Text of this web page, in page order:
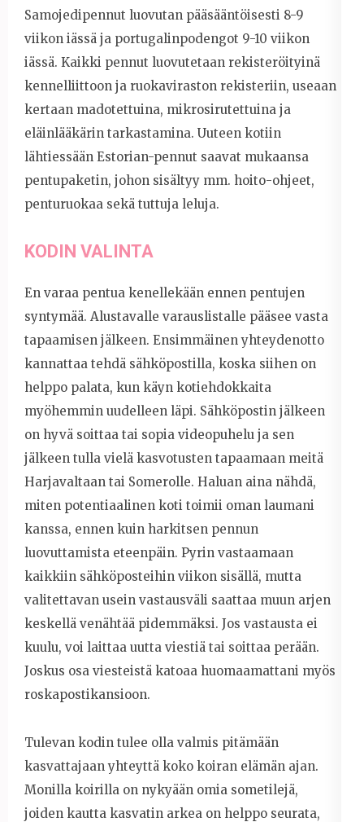
Samojedipennut luovutan pääsääntöisesti 8-9
viikon iässä ja portugalinpodengot 9-10 viikon
iässä. Kaikki pennut luovutetaan rekisteröityinä
kennelliittoon ja ruokaviraston rekisteriin, useaan
kertaan madotettuina, mikrosirutettuina ja
eläinlääkärin tarkastamina. Uuteen kotiin
lähtiessään Estorian-pennut saavat mukaansa
pentupaketin, johon sisältyy mm. hoito-ohjeet,
penturuokaa sekä tuttuja leluja.
KODIN VALINTA
En varaa pentua kenellekään ennen pentujen
syntymää. Alustavalle varauslistalle pääsee vasta
tapaamisen jälkeen. Ensimmäinen yhteydenotto
kannattaa tehdä sähköpostilla, koska siihen on
helppo palata, kun käyn kotiehdokkaita
myöhemmin uudelleen läpi. Sähköpostin jälkeen
on hyvä soittaa tai sopia videopuhelu ja sen
jälkeen tulla vielä kasvotusten tapaamaan meitä
Harjavaltaan tai Somerolle. Haluan aina nähdä,
miten potentiaalinen koti toimii oman laumani
kanssa, ennen kuin harkitsen pennun
luovuttamista eteenpäin. Pyrin vastaamaan
kaikkiin sähköposteihin viikon sisällä, mutta
valitettavan usein vastausväli saattaa muun arjen
keskellä venähtää pidemmäksi. Jos vastausta ei
kuulu, voi laittaa uutta viestiä tai soittaa perään.
Joskus osa viesteistä katoaa huomaamattani myös
roskapostikansioon.
Tulevan kodin tulee olla valmis pitämään
kasvattajaan yhteyttä koko koiran elämän ajan.
Monilla koirilla on nykyään omia sometilejä,
joiden kautta kasvatin arkea on helppo seurata,